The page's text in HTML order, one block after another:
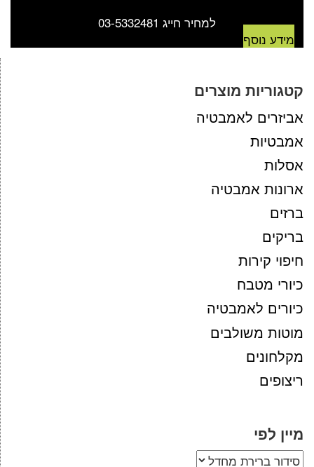
למחיר חייג 03-5332481
מידע נוסף
קטגוריות מוצרים
אביזרים לאמבטיה
אמבטיות
אסלות
ארונות אמבטיה
ברזים
בריקים
חיפוי קירות
כיורי מטבח
כיורים לאמבטיה
מוטות משולבים
מקלחונים
ריצופים
מיין לפי